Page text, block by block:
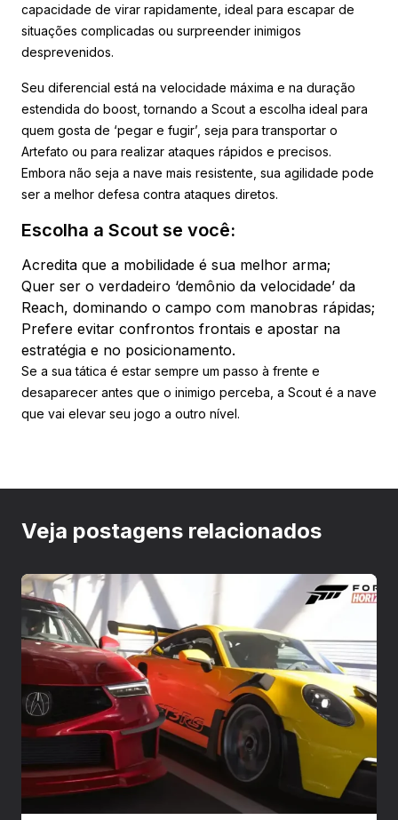
capacidade de virar rapidamente, ideal para escapar de
situações complicadas ou surpreender inimigos
desprevenidos.
Seu diferencial está na velocidade máxima e na duração
estendida do boost, tornando a Scout a escolha ideal para
quem gosta de ‘pegar e fugir’, seja para transportar o
Artefato ou para realizar ataques rápidos e precisos.
Embora não seja a nave mais resistente, sua agilidade pode
ser a melhor defesa contra ataques diretos.
Escolha a Scout se você:
Acredita que a mobilidade é sua melhor arma;
Quer ser o verdadeiro ‘demônio da velocidade’ da
Reach, dominando o campo com manobras rápidas;
Prefere evitar confrontos frontais e apostar na
estratégia e no posicionamento.
Se a sua tática é estar sempre um passo à frente e
desaparecer antes que o inimigo perceba, a Scout é a nave
que vai elevar seu jogo a outro nível.
Veja postagens relacionados